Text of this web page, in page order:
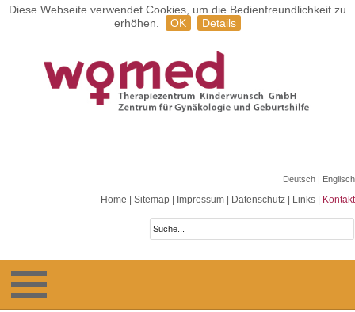
Diese Webseite verwendet Cookies, um die Bedienfreundlichkeit zu
erhöhen.
OK Details
Deutsch | Englisch
Home Sitemap Impressum Datenschutz Links Kontakt